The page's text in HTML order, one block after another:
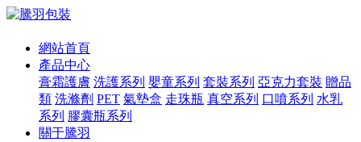
網站首頁
產品中心
膏霜護膚 洗護系列 嬰童系列 套裝系列 亞克力套裝 贈品
類 洗滌劑 PET 氣墊盒 走珠瓶 真空系列 口噴系列 水乳
系列 膠囊瓶系列
關于騰羽